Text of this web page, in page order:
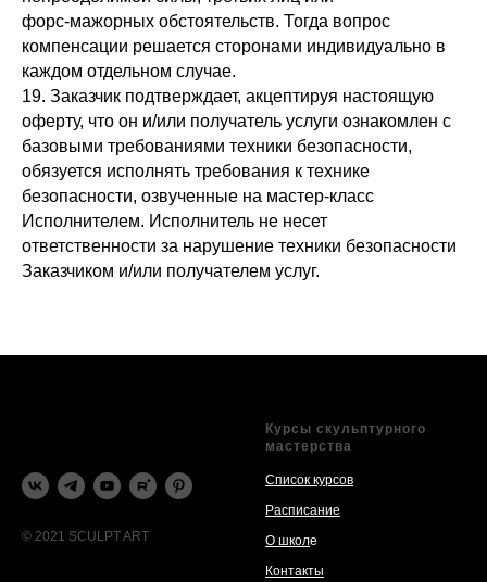
форс-мажорных обстоятельств. Тогда вопрос
компенсации решается сторонами индивидуально в
каждом отдельном случае.
19. Заказчик подтверждает, акцептируя настоящую
оферту, что он и/или получатель услуги ознакомлен с
базовыми требованиями техники безопасности,
обязуется исполнять требования к технике
безопасности, озвученные на мастер-класс
Исполнителем. Исполнитель не несет
ответственности за нарушение техники безопасности
Заказчиком и/или получателем услуг.
© 2021 SCULPT ART
Курсы скульптурного
мастерства
Список курсов
Расписание
О школе
Контакты